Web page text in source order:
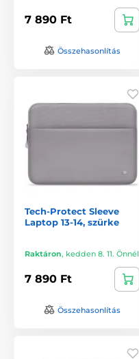
7 890 Ft
Összehasonlítás
Tech-Protect Sleeve
Laptop 13-14, szürke
Raktáron, kedden 8. 11. Önnél
7 890 Ft
Összehasonlítás